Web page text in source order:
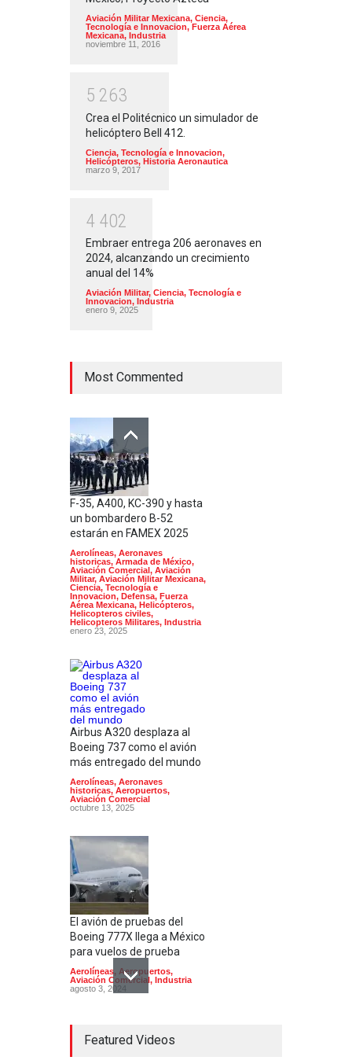
Aviación Militar Mexicana, Ciencia,
Tecnología e Innovacion, Fuerza Aérea
Mexicana, Industria
noviembre 11, 2016
5 263
Crea el Politécnico un simulador de
helicóptero Bell 412.
Ciencia, Tecnología e Innovacion,
Helicópteros, Historia Aeronautica
marzo 9, 2017
4 402
Embraer entrega 206 aeronaves en
2024, alcanzando un crecimiento
anual del 14%
Aviación Militar, Ciencia, Tecnología e
Innovacion, Industria
enero 9, 2025
Most Commented
F-35, A400, KC-390 y hasta
un bombardero B-52
estarán en FAMEX 2025
Aerolíneas, Aeronaves
historicas, Armada de México,
Aviación Comercial, Aviación
Militar, Aviación Militar Mexicana,
Ciencia, Tecnología e
Innovacion, Defensa, Fuerza
Aérea Mexicana, Helicópteros,
Helicopteros civiles,
Helicopteros Militares, Industria
enero 23, 2025
Airbus A320 desplaza al
Boeing 737 como el avión
más entregado del mundo
Aerolíneas, Aeronaves
historicas, Aeropuertos,
Aviación Comercial
octubre 13, 2025
El avión de pruebas del
Boeing 777X llega a México
para vuelos de prueba
Aerolíneas, Aeropuertos,
Aviación Comercial , Industria
agosto 3, 2024
Featured Videos